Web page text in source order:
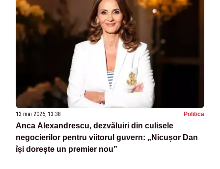
13 mai 2026, 13:38 Politica
Anca Alexandrescu, dezvăluiri din culisele
negocierilor pentru viitorul guvern: „Nicușor Dan
își dorește un premier nou”